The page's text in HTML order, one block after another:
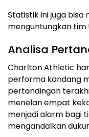
Statistik ini juga bisa
menguntungkan
Analisa
Charlton Athletic
performa kandang
pertandingan
menelan empat
menjadi alarm bagi
mengandalkan